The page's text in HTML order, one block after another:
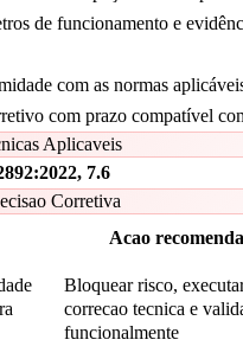
de funcionamento e
com as normas
com prazo compatível
Aplicaveis
7.6
Corretiva
Acao
Bloquear risco,
correcao tecnica e
funcionalmente